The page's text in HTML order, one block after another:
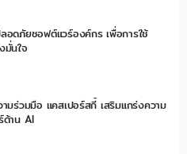
อดภัยซอฟต์แวร์องค์กร เพื่อการใช้
มั่นใจ
มร่วมมือ แคสเปอร์สกี้ เสริมแกร่งความ
ด้าน AI